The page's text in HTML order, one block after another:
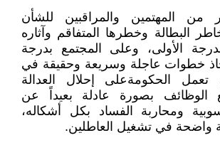
من المهتمين والمراقبين للشأن
البطالة وخطرها المتفاقم وآثاره
الأولى، وعلى المجتمع بدرجة
خطوات عاجلة وسريعة وحقيقة في
الحكومةعلى إحلال العدالة
الوظائف بصورة عادلة بعيداً عن
ومحاربة الفساد بكل أشكاله،
واضحة في تشغيل العاطلين.